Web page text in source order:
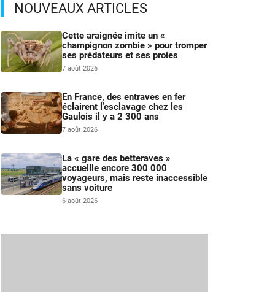
NOUVEAUX ARTICLES
Cette araignée imite un «
champignon zombie » pour tromper
ses prédateurs et ses proies
7 août 2026
En France, des entraves en fer
éclairent l’esclavage chez les
Gaulois il y a 2 300 ans
7 août 2026
La « gare des betteraves »
accueille encore 300 000
voyageurs, mais reste inaccessible
sans voiture
6 août 2026